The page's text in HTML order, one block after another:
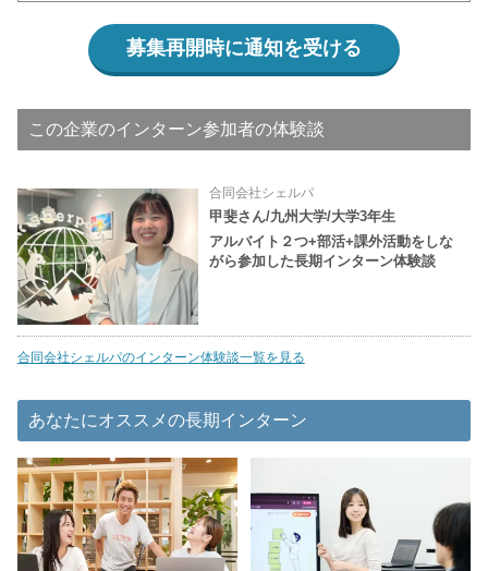
募集再開時に通知を受ける
この企業のインターン参加者の体験談
合同会社シェルパ
甲斐さん/九州大学/大学3年生
アルバイト２つ+部活+課外活動をしな
がら参加した長期インターン体験談
合同会社シェルパのインターン体験談一覧を見る
あなたにオススメの長期インターン